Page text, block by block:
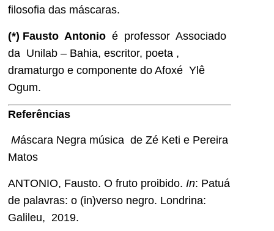
filosofia das máscaras.
(*) Fausto Antonio é professor Associado
da Unilab – Bahia, escritor, poeta ,
dramaturgo e componente do Afoxé Ylê
Ogum.
Referências
Máscara Negra música de Zé Keti e Pereira
Matos
ANTONIO, Fausto. O fruto proibido. In: Patuá
de palavras: o (in)verso negro. Londrina:
Galileu, 2019.